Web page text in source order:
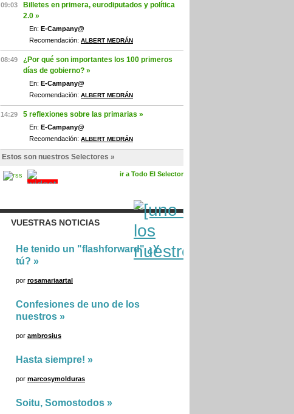
09:03
Billetes en primera, eurodiputados y política
2.0 »
En: E-Campany@
Recomendación: ALBERT MEDRÁN
08:49
¿Por qué son importantes los 100 primeros
días de gobierno? »
En: E-Campany@
Recomendación: ALBERT MEDRÁN
14:29 5 reflexiones sobre las primarias »
En: E-Campany@
Recomendación: ALBERT MEDRÁN
Estos son nuestros Selectores »
ir a Todo El Selector
VUESTRAS NOTICIAS
He tenido un "flashforward" ¿Y
tú? »
por rosamariaartal
Confesiones de uno de los
nuestros »
por ambrosius
Hasta siempre! »
por marcosymolduras
Soitu, Somostodos »